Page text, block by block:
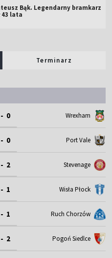
Bąk. Legendarny bramkarz
43 lata
Terminarz
0 Wrexham
0 Port Vale
2 Stevenage
1 Wisła Płock
1 Ruch Chorzów
2 Pogoń Siedlce